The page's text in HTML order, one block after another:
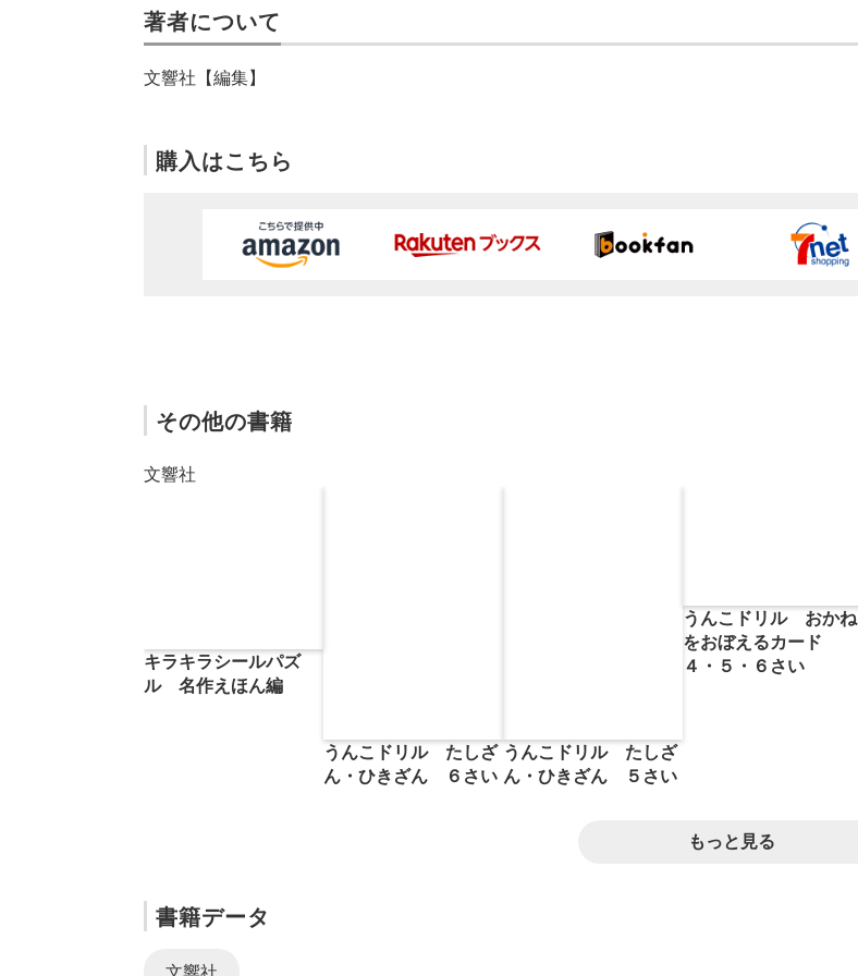
著者について
文響社【編集】
購入はこちら
その他の書籍
文響社
キラキラシールパズ
ル 名作えほん編
うんこドリル たしざ
ん・ひきざん ６さい
うんこドリル たしざ
ん・ひきざん ５さい
うんこドリル おかね
をおぼえるカード
４・５・６さい
もっと見る
書籍データ
文響社